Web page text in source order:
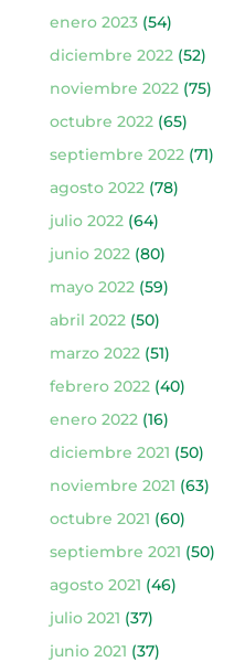
enero 2023(54)
diciembre 2022(52)
noviembre 2022(75)
octubre 2022(65)
septiembre 2022(71)
agosto 2022(78)
julio 2022(64)
junio 2022(80)
mayo 2022(59)
abril 2022(50)
marzo 2022(51)
febrero 2022(40)
enero 2022(16)
diciembre 2021 (50)
noviembre 2021 (63)
octubre 2021 (60)
septiembre 2021 (50)
agosto 2021 (46)
julio 2021 (37)
junio 2021 (37)